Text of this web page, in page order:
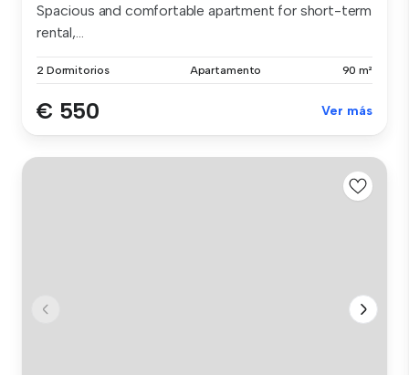
Spacious and comfortable apartment for short-term
rental,...
2 Dormitorios Apartamento 90 m²
€ 550 Ver más